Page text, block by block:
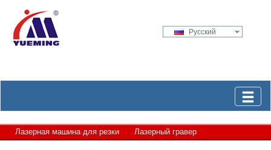
Русский
Лазерная машина для резки
Лазерный гравер